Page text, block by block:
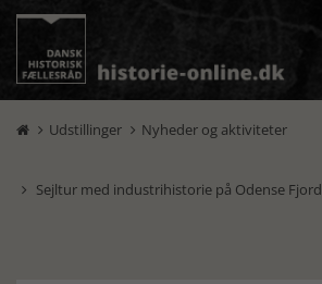
 Udstillinger  Nyheder og aktiviteter
 Sejltur med industrihistorie på Odense Fjord